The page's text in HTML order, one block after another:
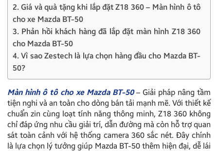
2. Giá và quà tặng khi lắp đặt Z18 360 – Màn hình ô tô
cho xe Mazda BT-50
3. Phản hồi khách hàng đã lắp đặt màn hình Z18 360
cho Mazda BT-50
4. Vì sao Zestech là lựa chọn hàng đầu cho Mazda BT-
50?
Màn hình ô tô cho xe Mazda BT-50– Giải pháp nâng tầm
tiện nghi và an toàn cho dòng bán tải mạnh mẽ. Với thiết kế
chuẩn zin cùng loạt tính năng thông minh, Z18 360 không
chỉ đáp ứng nhu cầu giải trí, dẫn đường mà còn hỗ trợ quan
sát toàn cảnh với hệ thống camera 360 sắc nét. Đây chính
là lựa chọn lý tưởng giúp Mazda BT-50 thêm hiện đại, dễ lái